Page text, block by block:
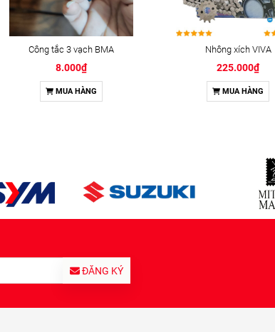
Công tắc 3 vạch BMA
8.000₫
MUA HÀNG
Nhông xích VIVA
225.000₫
MUA HÀNG
ĐĂNG KÝ